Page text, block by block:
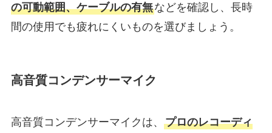
の可動範囲、ケーブルの有無などを確認し、長時
間の使用でも疲れにくいものを選びましょう。
高音質コンデンサーマイク
高音質コンデンサーマイクは、 プロのレコーディ